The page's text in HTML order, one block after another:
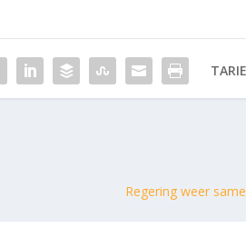
Regering weer